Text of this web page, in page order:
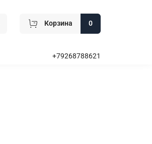
Корзина 0
+79268788621